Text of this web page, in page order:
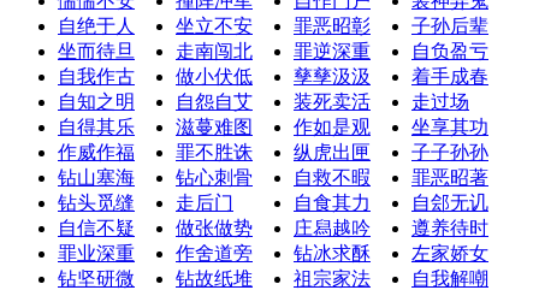
自绝于人
坐立不安 罪恶昭彰
子孙后辈
坐而待旦
走南闯北 罪逆深重
自负盈亏
自我作古
做小伏低 孳孳汲汲
着手成春
自知之明
自怨自艾 装死卖活
走过场
自得其乐
滋蔓难图 作如是观
坐享其功
作威作福
罪不胜诛 纵虎出匣
子子孙孙
钻山塞海
钻心刺骨 自救不暇
罪恶昭著
钻头觅缝
走后门 自食其力
自郐无讥
自信不疑
做张做势 庄舄越吟
遵养待时
罪业深重
作舍道旁 钻冰求酥
左家娇女
钻坚研微
钻故纸堆 祖宗家法
自我解嘲